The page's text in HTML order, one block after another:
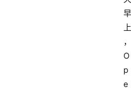
早
上
，
O
p
e